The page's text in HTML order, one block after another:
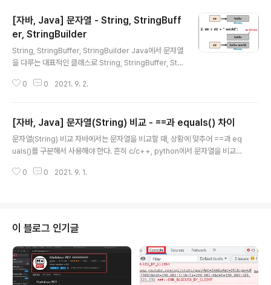
[자바, Java] 문자열 - String, StringBuff
er, StringBuilder
String, StringBuffer, StringBuilder Java에서 문자열
을 다루는 대표적인 클래스로 String, StringBuffer, Stri
er, StringBuilder 클래스와 다르게 한번 생성되면 할당
("hello"); str = str + " world"; // [ hello world ] 위의
예제는 str에 처음 "hello" 값을 넣고 두번째 문장에서 str
이 "hello world"라는 값을 가지고 있는 새로운 메모리 여
0 0 2021. 9. 2.
[자바, Java] 문자열(String) 비교 - ==과 equals() 차이
문자열(String) 비교 자바에서는 문자열을 비교할 때, 상황에 맞추어 ==과 eq
uals()를 구분해서 사용해야 한다. 흔히 c/c++, python에서 문자열을 비교하
때문에 내용 자체를 비교하고자 한다면 equals()를 사용하면 된다. == : 주소
m.out.printl..
0 0 2021. 9. 1.
이 블로그 인기글